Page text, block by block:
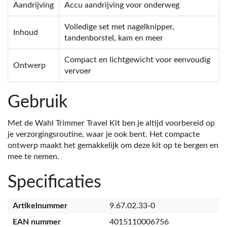
Aandrijving Accu aandrijving voor onderweg
Inhoud
Volledige set met nagelknipper,
tandenborstel, kam en meer
Ontwerp
Compact en lichtgewicht voor eenvoudig
vervoer
Gebruik
Met de Wahl Trimmer Travel Kit ben je altijd voorbereid op
je verzorgingsroutine, waar je ook bent. Het compacte
ontwerp maakt het gemakkelijk om deze kit op te bergen en
mee te nemen.
Specificaties
Artikelnummer
9.67.02.33-0
EAN nummer
4015110006756